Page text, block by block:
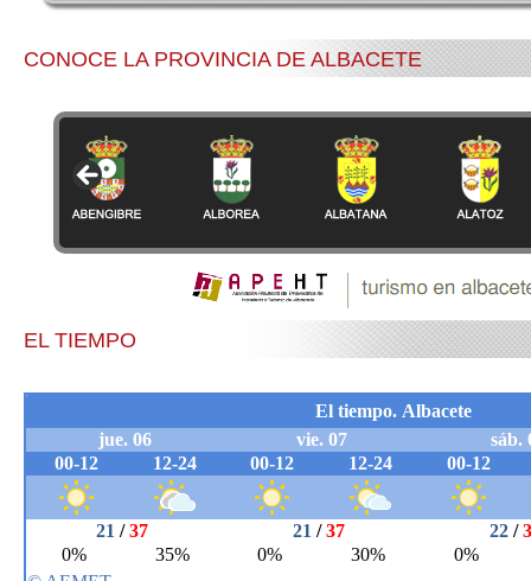
CONOCE LA PROVINCIA DE ALBACETE
EL TIEMPO